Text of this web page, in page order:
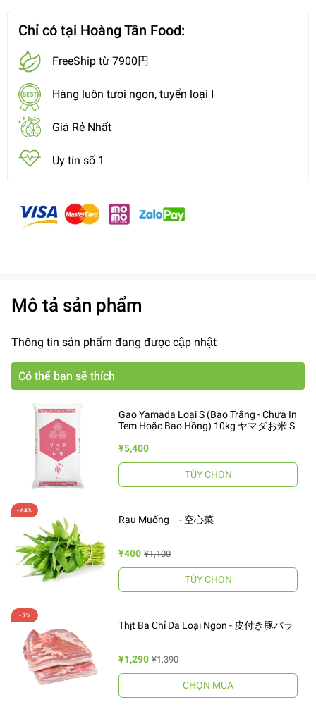
Chỉ có tại Hoàng Tân Food:
FreeShip từ 7900円
Hàng luôn tươi ngon, tuyển loại I
Giá Rẻ Nhất
Uy tín số 1
Mô tả sản phẩm
Thông tin sản phẩm đang được cập nhật
Có thể bạn sẽ thích
Gạo Yamada Loại S (Bao Trắng - Chưa In
Tem Hoặc Bao Hồng) 10kg ヤマダお米 S
¥5,400
TÙY CHỌN
Rau Muống - 空心菜
¥400 ¥1,100
TÙY CHỌN
Thịt Ba Chỉ Da Loại Ngon - 皮付き豚バラ
¥1,290 ¥1,390
CHỌN MUA